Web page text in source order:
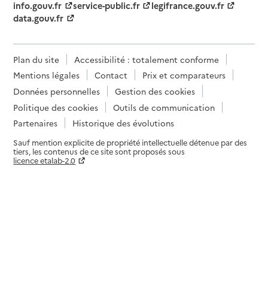
info.gouv.fr service-public.fr
legifrance.gouv.fr
data.gouv.fr
Plan du site
Accessibilité : totalement conforme
Mentions légales
Contact
Prix et comparateurs
Données personnelles
Gestion des cookies
Politique des cookies
Outils de communication
Partenaires
Historique des évolutions
Sauf mention explicite de propriété intellectuelle détenue par des
tiers, les contenus de ce site sont proposés sous
licence etalab-2.0